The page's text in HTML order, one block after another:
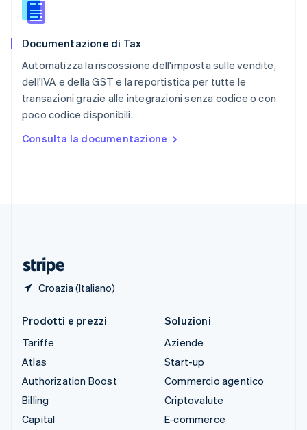
Documentazione di Tax
Automatizza la riscossione dell'imposta sulle vendite,
dell'IVA e della GST e la reportistica per tutte le
transazioni grazie alle integrazioni senza codice o con
poco codice disponibili.
Consulta la documentazione
Croazia (Italiano)
English
Singapore
Slovacchia
English
Slovenia
Spagna
EspañolEnglish
English Español简体中文
Prodotti e prezzi
Tariffe
Atlas
Authorization Boost
Billing
Capital
Soluzioni
Aziende
Start-up
Commercio agentico
Criptovalute
E-commerce